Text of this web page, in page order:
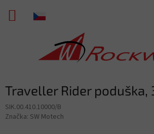
obsah
NÁKUPNÍ
Traveller Rider poduška,
SIK.00.410.10000/B
Značka: SW Motech